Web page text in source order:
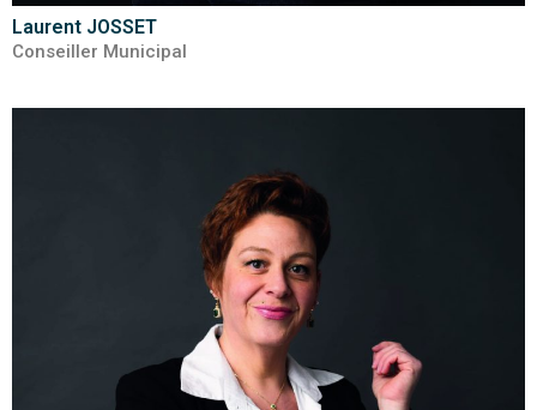
Laurent JOSSET
Conseiller Municipal